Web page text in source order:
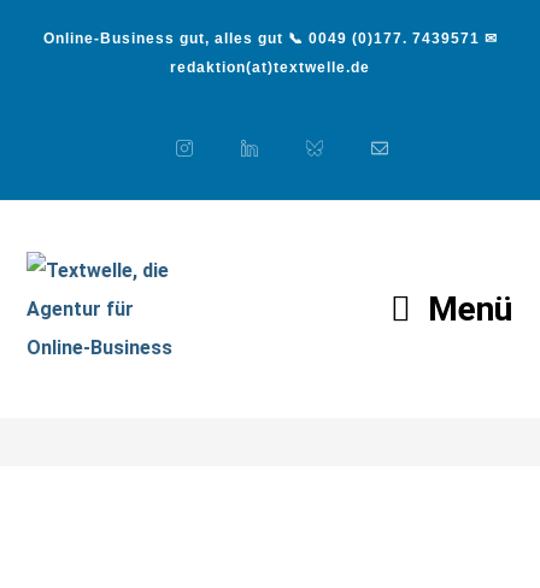
Online-Business gut, alles gut 📞 0049 (0)177. 7439571 ✉
redaktion(at)textwelle.de
Menü
Über mich